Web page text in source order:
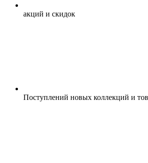
акций и скидок
Поступлений новых коллекций и